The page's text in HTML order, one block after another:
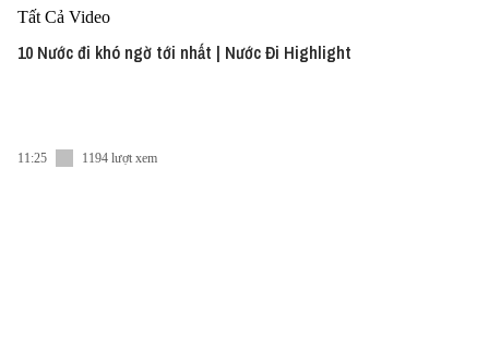
Tất Cả Video
10 Nước đi khó ngờ tới nhất | Nước Đi Highlight
11:25 1194 lượt xem